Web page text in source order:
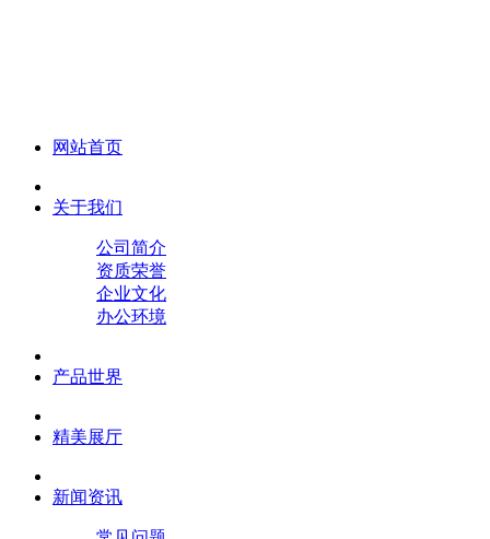
网站首页
关于我们
公司简介
资质荣誉
企业文化
办公环境
产品世界
精美展厅
新闻资讯